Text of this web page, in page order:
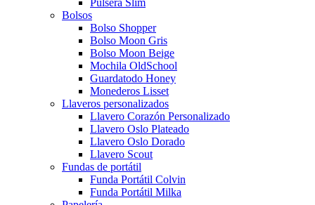
Pulsera Slim
Bolsos
Bolso Shopper
Bolso Moon Gris
Bolso Moon Beige
Mochila OldSchool
Guardatodo Honey
Monederos Lisset
Llaveros personalizados
Llavero Corazón Personalizado
Llavero Oslo Plateado
Llavero Oslo Dorado
Llavero Scout
Fundas de portátil
Funda Portátil Colvin
Funda Portátil Milka